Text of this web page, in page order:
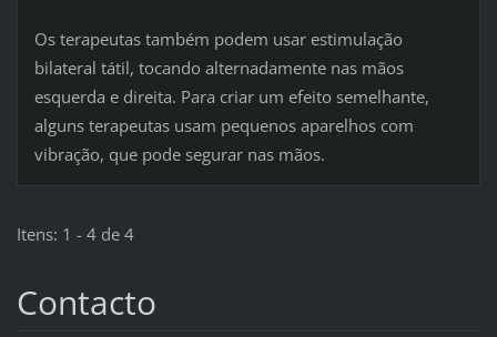
Os terapeutas também podem usar estimulação
bilateral tátil, tocando alternadamente nas mãos
esquerda e direita. Para criar um efeito semelhante,
alguns terapeutas usam pequenos aparelhos com
vibração, que pode segurar nas mãos.
Itens: 1 - 4 de 4
Contacto